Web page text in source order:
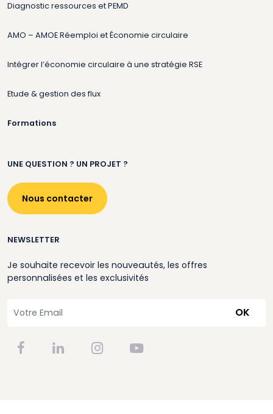
Diagnostic ressources et PEMD
AMO – AMOE Réemploi et Économie circulaire
Intégrer l’économie circulaire à une stratégie RSE
Etude & gestion des flux
Formations
UNE QUESTION ? UN PROJET ?
Nous contacter
NEWSLETTER
Je souhaite recevoir les nouveautés, les offres
personnalisées et les exclusivités
OK